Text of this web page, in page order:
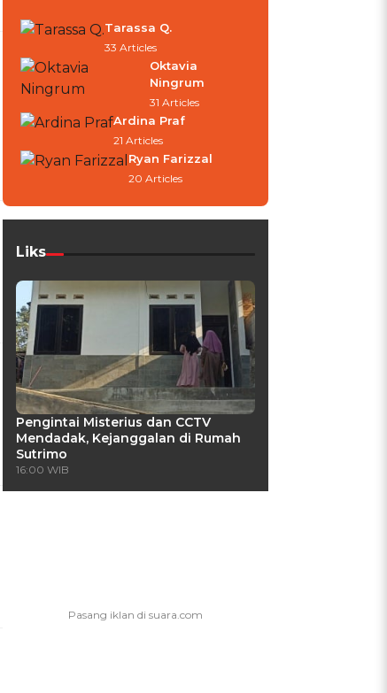
Tarassa Q.
33 Articles
Oktavia
Ningrum
31 Articles
Ardina Praf
21 Articles
Ryan Farizzal
20 Articles
Liks
Pengintai Misterius dan CCTV
Mendadak, Kejanggalan di Rumah
Sutrimo
16:00 WIB